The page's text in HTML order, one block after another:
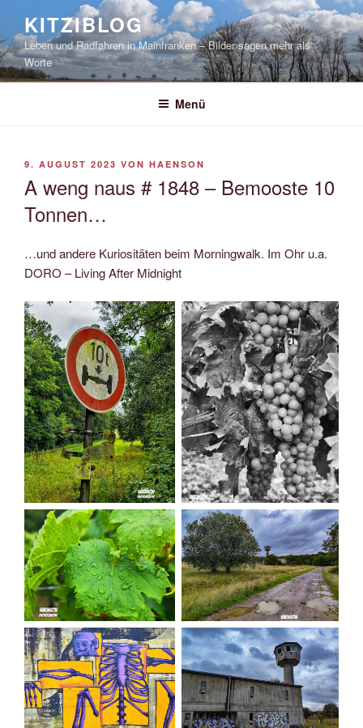
springen
KITZIBLOG
Leben und Radfahren in Mainfranken – Bilder sagen mehr als
Worte
Menü
VERÖFFENTLICHT
9. AUGUST 2023 VON HAENSON
A weng naus # 1848 – Bemooste 10
Tonnen…
…und andere Kuriositäten beim Morningwalk. Im Ohr u.a.
DORO – Living After Midnight